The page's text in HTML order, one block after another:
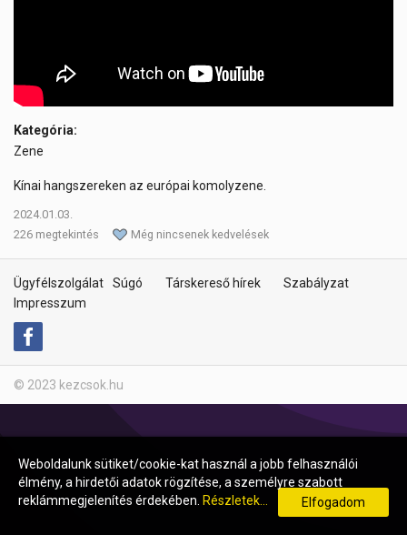
Kategória:
Zene
Kínai hangszereken az európai komolyzene.
2024.01.03.
226 megtekintés
Még nincsenek kedvelések
Ügyfélszolgálat Súgó Társkereső hírek
Szabályzat
Impresszum
© 2023 kezcsok.hu
Weboldalunk sütiket/cookie-kat használ a jobb felhasználói
élmény, a hirdetői adatok rögzítése, a személyre szabott
reklámmegjelenítés érdekében. Részletek... Elfogadom